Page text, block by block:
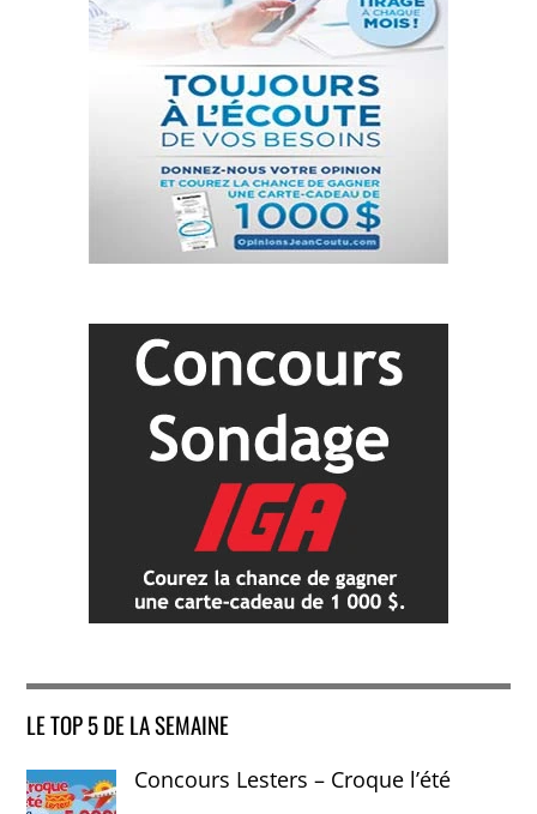
LE TOP 5 DE LA SEMAINE
Concours Lesters – Croque l’été